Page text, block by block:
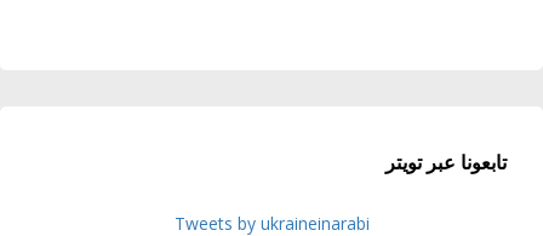
تابعونا عبر تويتر
Tweets by ukraineinarabi